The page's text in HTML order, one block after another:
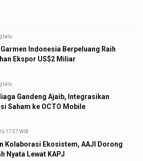
lalu
Indonesia Berpeluang Raih
Ekspor US$2 Miliar
lalu
Gandeng Ajaib, Integrasikan
Saham ke OCTO Mobile
17:57 WIB
Kolaborasi Ekosistem, AAJI Dorong
Nyata Lewat KAPJ